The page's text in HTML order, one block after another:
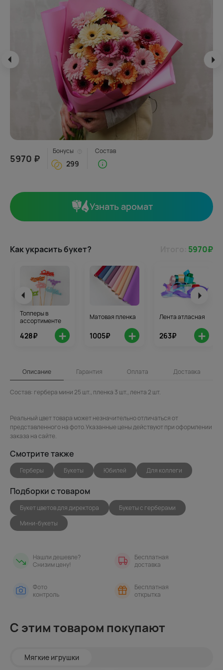
5970 ₽
Бонусы
299
Состав
Узнать аромат
Как украсить букет? 5970₽
Топперы в
ассортименте
428₽ +
Матовая пленка
1005₽ +
Лента атласная
263₽ +
Описание Гарантия Оплата Доставка
Состав: гербера мини 25 шт., пленка 3 шт., лента 2 шт.
Реальный цвет товара может незначительно отличаться от
представленного на фото.Указанные цены действуют при оформлении
заказа на сайте.
Смотрите также
Герберы Букеты Юбилей Для коллеги
Подборки с товаром
Букет цветов для директора
Букеты с герберами
Мини-букеты
Нашли дешевле?
Снизим цену!
Бесплатная
доставка
Фото
контроль
Бесплатная
открытка
С этим товаром покупают
Мягкие игрушки